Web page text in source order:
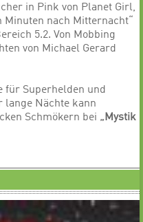
in Pink von Planet Girl,
nach Mitternacht“
5.2. Von Mobbing
von Michael Gerard
für Superhelden und
lange Nächte kann
Schmökern bei „Mystik